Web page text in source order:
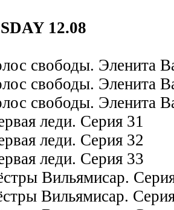
12.08
свободы. Эленита
свободы. Эленита
свободы. Эленита
леди. Серия 31
леди. Серия 32
леди. Серия 33
Вильямисар.
Вильямисар.